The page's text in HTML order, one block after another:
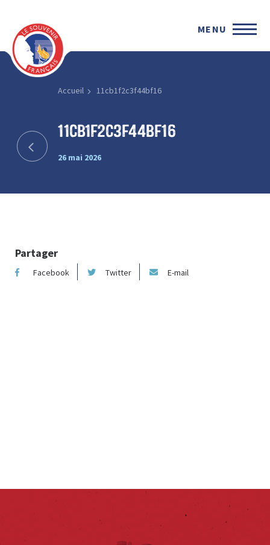
MENU
Accueil 11cb1f2c3f44bf16
11cb1f2c3f44bf16
26 mai 2026
Partager
Facebook Twitter E-mail